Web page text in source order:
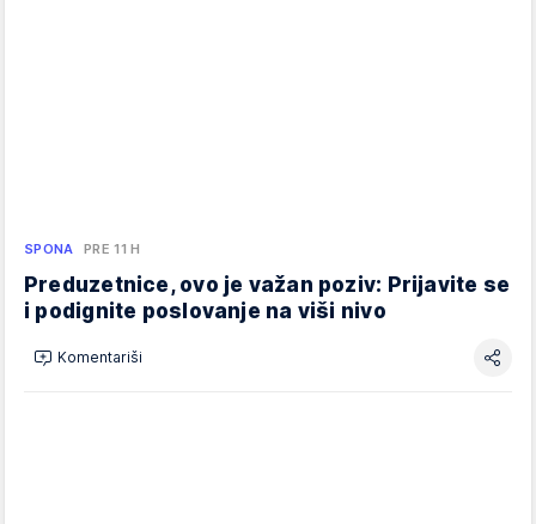
SPONA PRE 11 H
Preduzetnice, ovo je važan poziv: Prijavite se
i podignite poslovanje na viši nivo
Komentariši